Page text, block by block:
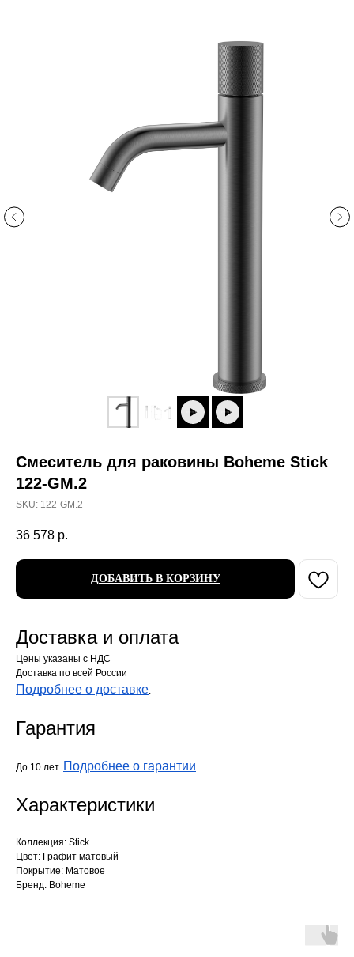
Смеситель для раковины Boheme Stick
122-GM.2
SKU: 122-GM.2
36 578 р.
ДОБАВИТЬ В КОРЗИНУ
Доставка и оплата
Цены указаны с НДС
Доставка по всей России
Подробнее о доставке.
Гарантия
До 10 лет. Подробнее о гарантии.
Характеристики
Коллекция: Stick
Цвет: Графит матовый
Покрытие: Матовое
Бренд: Boheme